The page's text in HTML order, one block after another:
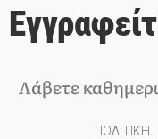
Λάβετε